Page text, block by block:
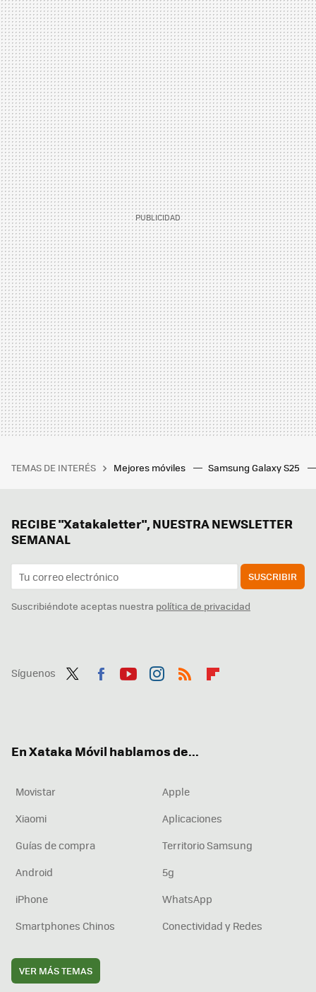
TEMAS DE INTERÉS Mejores móviles Samsung Galaxy S25
RECIBE "Xatakaletter", NUESTRA NEWSLETTER
SEMANAL
SUSCRIBIR
Suscribiéndote aceptas nuestra política de privacidad
Síguenos
En Xataka Móvil hablamos de...
Movistar
Apple
Xiaomi
Aplicaciones
Guías de compra
Territorio Samsung
Android
5g
iPhone
WhatsApp
Smartphones Chinos
Conectividad y Redes
VER MÁS TEMAS